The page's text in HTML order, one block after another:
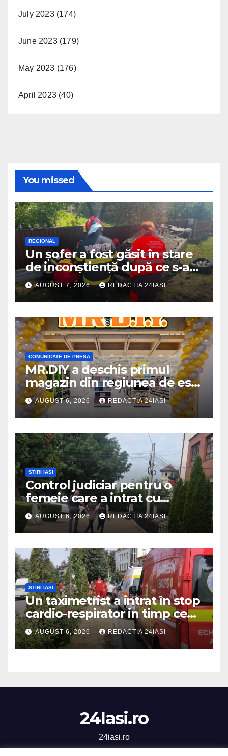
July 2023(174)
June 2023(179)
May 2023 (176)
April 2023 (40)
You missed
REGIONAL
Un șofer a fost găsit în stare
de inconștiență după ce s-a
răsturnat cu autoturismul pe
marginea drumului
AUGUST 7, 2026 REDACTIA 24IASI
COMUNICATE DE PRESA
MR.DIY a deschis primul
magazin din regiunea de est,
la Iulius Mall Iași: peste 10.000
de produse, la prețuri
avantajoase
AUGUST 6, 2026 REDACTIA 24IASI
STIRI IASI
Control judiciar pentru o
femeie care a intrat cu
mașina într-o turmă de oi
AUGUST 6, 2026 REDACTIA 24IASI
STIRI IASI
Un taximetrist a intrat în stop
cardio-respirator in timp ce
se afla la volan
AUGUST 6, 2026 REDACTIA 24IASI
24Iasi.ro
24iasi.ro